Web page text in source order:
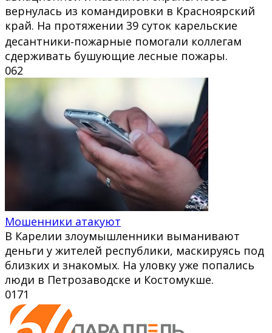
вернулась из командировки в Красноярский
край. На протяжении 39 суток карельские
десантники‑пожарные помогали коллегам
сдерживать бушующие лесные пожары.
062
Мошенники атакуют
В Карелии злоумышленники выманивают
деньги у жителей республики, маскируясь под
близких и знакомых. На уловку уже попались
люди в Петрозаводске и Костомукше.
0171